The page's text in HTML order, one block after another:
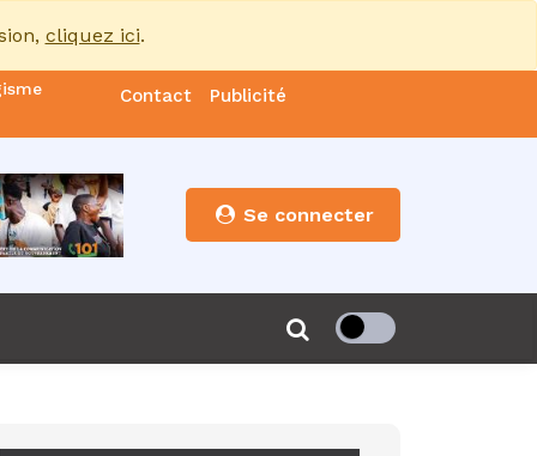
cliquez ici.
Contact Publicité
Se connecter